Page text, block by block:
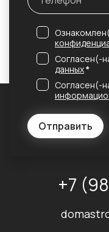
Отправить
Согласен(-
данных*
Согласен(-
+7